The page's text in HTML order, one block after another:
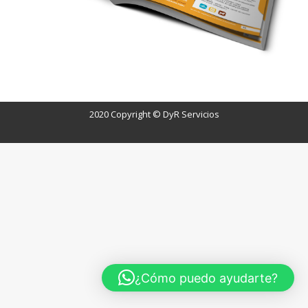
2020 Copyright © DyR Servicios
¿Cómo puedo ayudarte?